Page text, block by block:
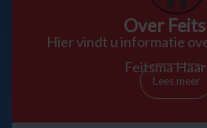
Over
Hier vindt u informatie
Feitsma
Lees meer